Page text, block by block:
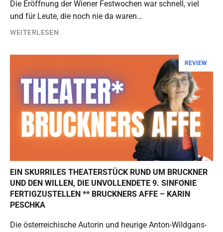
Die Eröffnung der Wiener Festwochen war schnell, viel
und für Leute, die noch nie da waren…
WEITERLESEN
REVIEW
EIN SKURRILES THEATERSTÜCK RUND UM BRUCKNER
UND DEN WILLEN, DIE UNVOLLENDETE 9. SINFONIE
FERTIGZUSTELLEN ** BRUCKNERS AFFE – KARIN
PESCHKA
Die österreichische Autorin und heurige Anton-Wildgans-